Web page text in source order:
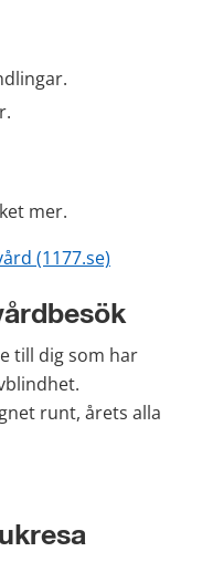
mer.
(1177.se)
till dig som har
runt, årets alla